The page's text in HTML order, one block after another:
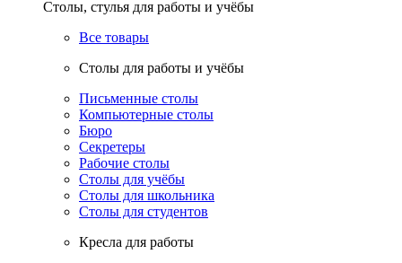
Столы, стулья для работы и учёбы
Все товары
Столы для работы и учёбы
Письменные столы
Компьютерные столы
Бюро
Секретеры
Рабочие столы
Столы для учёбы
Столы для школьника
Столы для студентов
Кресла для работы